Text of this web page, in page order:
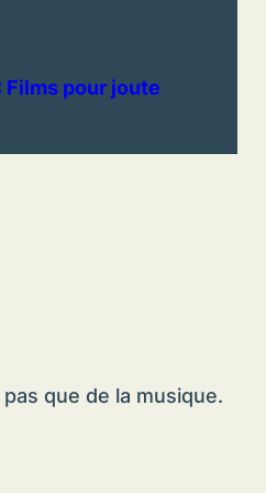
Films pour joute
que de la musique.